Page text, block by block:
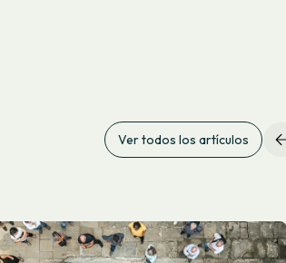
Ver todos los artículos